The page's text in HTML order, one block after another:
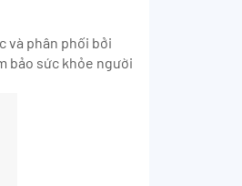
và phân phối bởi
bảo sức khỏe người